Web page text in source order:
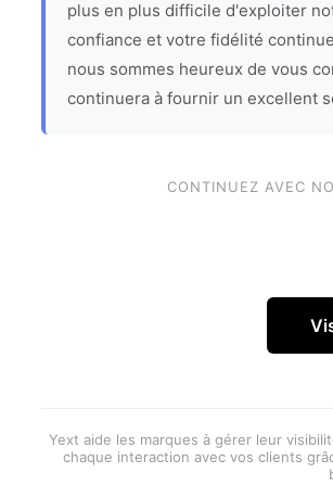
plus en plus difficile d'exploiter
confiance et votre fidélité
nous sommes heureux de vous
continuera à fournir un excellent
CONTINUEZ AVEC
Yext aide les marques à gérer leur
chaque interaction avec vos clients